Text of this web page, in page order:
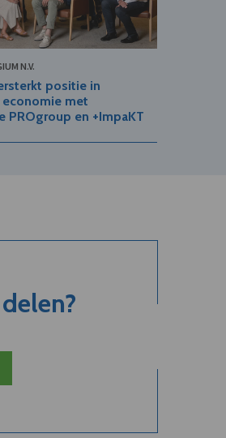
N.V.
positie in
economie met
PROgroup en +ImpaKT